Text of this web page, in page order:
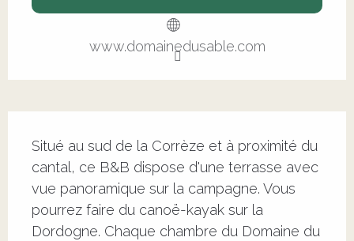
www.domainedusable.com
Situé au sud de la Corrèze et à proximité du
cantal, ce B&B dispose d'une terrasse avec
vue panoramique sur la campagne. Vous
pourrez faire du canoë-kayak sur la
Dordogne. Chaque chambre du Domaine du